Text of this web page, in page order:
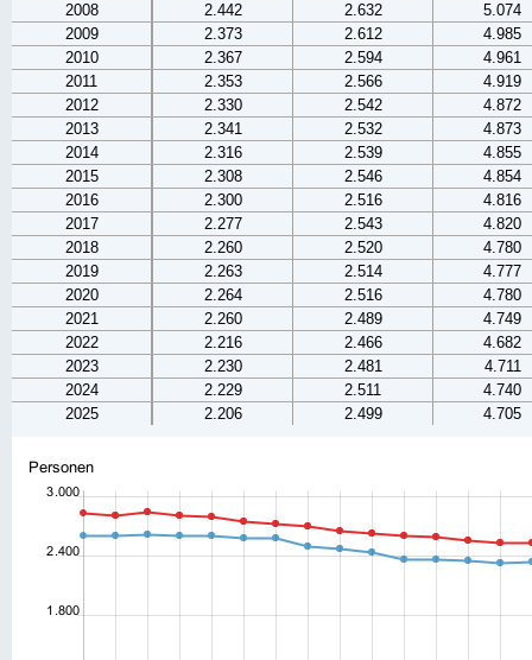
2008
2.442 2.632
5.074
2009
2.373 2.612
4.985
2010
2.367 2.594
4.961
2011
2.353 2.566
4.919
2012
2.330 2.542
4.872
2013
2.341 2.532
4.873
2014
2.316 2.539
4.855
2015
2.308 2.546
4.854
2016
2.300 2.516
4.816
2017
2.277 2.543
4.820
2018
2.260 2.520
4.780
2019
2.263 2.514
4.777
2020
2.264 2.516
4.780
2021
2.260 2.489
4.749
2022
2.216 2.466
4.682
2023
2.230 2.481
4.711
2024
2.229 2.511
4.740
2025
2.206 2.499 4.705